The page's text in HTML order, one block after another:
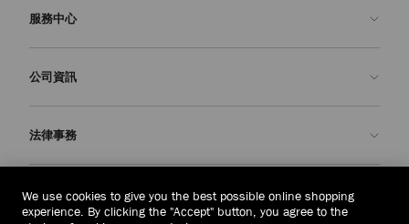
常見問題解答
申請退貨
送貨
服務中心
定制服務
保修服務
公司資訊
我們的歷史
我們的影響與責任
法律事務
條款與條件
柬埔寨(៛)
We use cookies to give you the best possible online shopping
experience. By clicking the "Accept" button, you agree to the